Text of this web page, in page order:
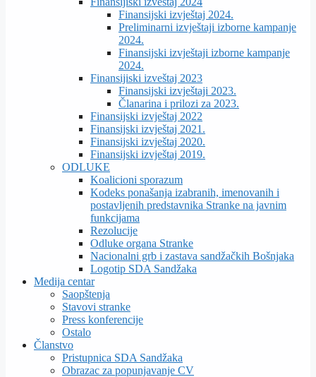
Finansijski izvještaj 2024.
Preliminarni izvještaji izborne kampanje
2024.
Finansijski izvještaji izborne kampanje
2024.
Finansijiski izveštaj 2023
Finansijski izvještaji 2023.
Članarina i prilozi za 2023.
Finansijski izvještaj 2022
Finansijski izvještaj 2021.
Finansijski izvještaj 2020.
Finansijski izvještaj 2019.
ODLUKE
Koalicioni sporazum
Kodeks ponašanja izabranih, imenovanih i
postavljenih predstavnika Stranke na javnim
funkcijama
Rezolucije
Odluke organa Stranke
Nacionalni grb i zastava sandžačkih Bošnjaka
Logotip SDA Sandžaka
Medija centar
Saopštenja
Stavovi stranke
Press konferencije
Ostalo
Članstvo
Pristupnica SDA Sandžaka
Obrazac za popunjavanje CV